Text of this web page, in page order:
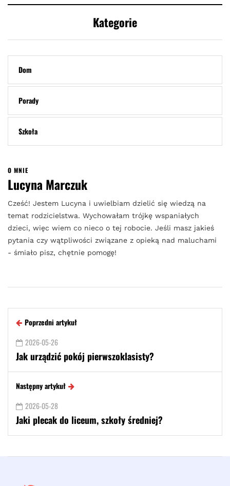
Kategorie
Dom
Porady
Szkoła
O MNIE
Lucyna Marczuk
Cześć! Jestem Lucyna i uwielbiam dzielić się wiedzą na
temat rodzicielstwa. Wychowałam trójkę wspaniałych
dzieci, więc wiem co nieco o tej robocie. Jeśli masz jakieś
pytania czy wątpliwości związane z opieką nad maluchami
- śmiało pisz, chętnie pomogę!
Poprzedni artykuł
2026-05-26
Jak urządzić pokój pierwszoklasisty?
Następny artykuł
2026-05-28
Jaki plecak do liceum, szkoły średniej?